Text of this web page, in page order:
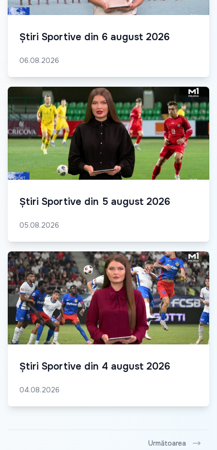
Știri Sportive din 6 august 2026
06.08.2026
Știri Sportive din 5 august 2026
05.08.2026
Știri Sportive din 4 august 2026
04.08.2026
Următoarea